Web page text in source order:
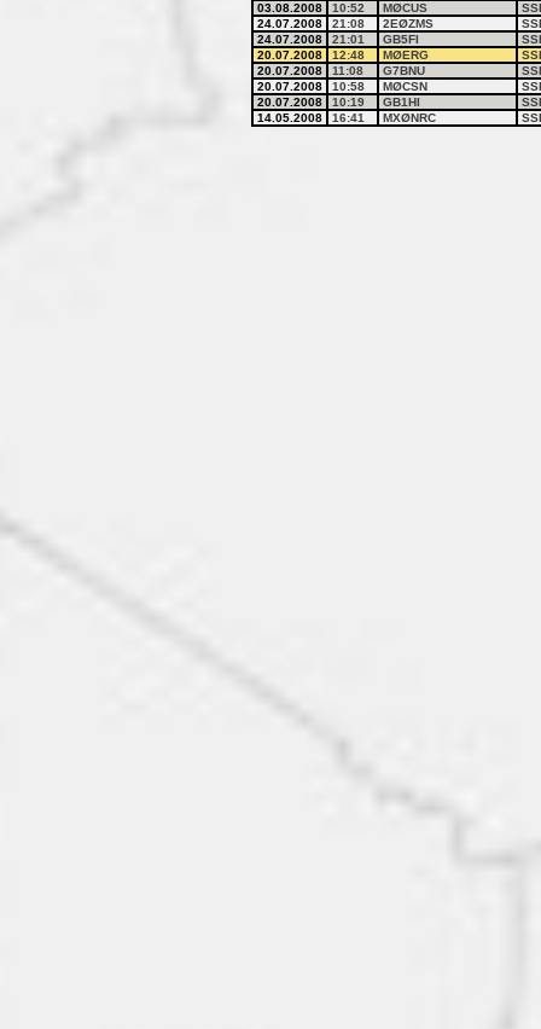
03.08.2008 10:52 MØCUS
24.07.2008
21:08 2EØZMS
24.07.2008
21:01 GB5FI
20.07.2008
12:48 MØERG
20.07.2008
11:08 G7BNU
20.07.2008
10:58 MØCSN
20.07.2008
10:19 GB1HI
14.05.2008
16:41 MXØNRC